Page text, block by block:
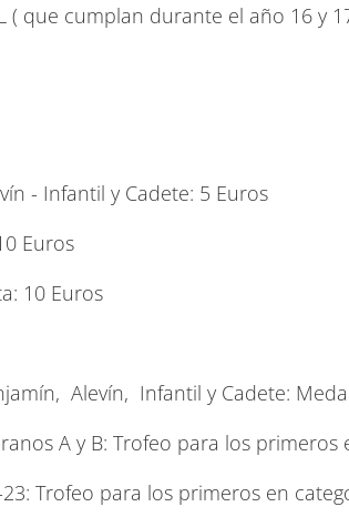
( que cumplan durante el año 16 y
- Infantil y Cadete: 5 Euros
Euros
10 Euros
Alevín, Infantil y Cadete:
A y B: Trofeo para los
Trofeo para los primeros en